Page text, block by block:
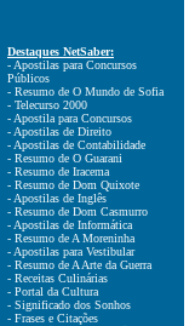
Destaques NetSaber:
- Apostilas para Concursos
Públicos
- Resumo de O Mundo de Sofia
- Telecurso 2000
- Apostila para Concursos
- Apostilas de Direito
- Apostilas de Contabilidade
- Resumo de O Guarani
- Resumo de Iracema
- Resumo de Dom Quixote
- Apostilas de Inglês
- Resumo de Dom Casmurro
- Apostilas de Informática
- Resumo de A Moreninha
- Apostilas para Vestibular
- Resumo de A Arte da Guerra
- Receitas Culinárias
- Portal da Cultura
- Significado dos Sonhos
- Frases e Citações